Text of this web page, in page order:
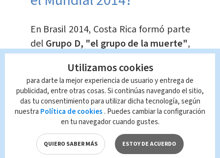
En Brasil 2014, Costa Rica formó parte
del Grupo D, "el grupo de la muerte",
junto conUruguay, Italia e Inglaterra.
Sin embargo, ninguna de esas
selecciones pudieronganarlea "la
princesa del grupo", como fue
llamada la tricolor en ese momento.
Utilizamos cookies
para darte la mejor experiencia de usuario y entrega de
publicidad, entre otras cosas. Si continúas navegando el sitio,
das tu consentimiento para utilizar dicha tecnología, según
nuestra Política de cookies . Puedes cambiar la configuración
en tu navegador cuando gustes.
QUIERO SABER MÁS ESTOY DE ACUERDO